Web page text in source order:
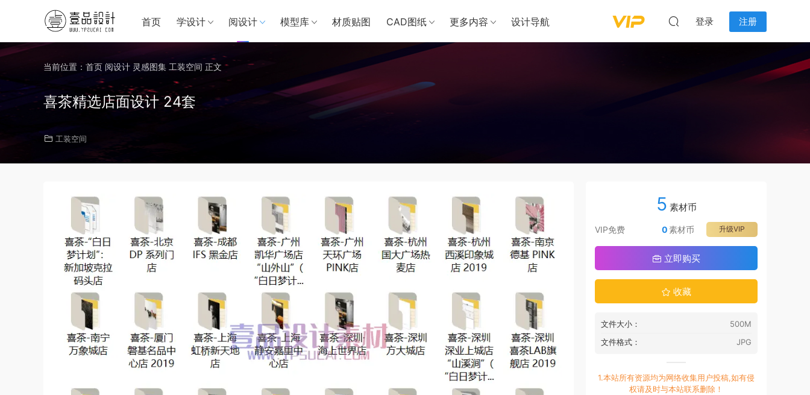
首页 学设计 阅设计 模型库 材质贴图 CAD图纸 更多内容 设计导航 登录 注册
当前位置： 首页 阅设计 灵感图集 工装空间 正文
喜茶精选店面设计 24套
工装空间
5 素材币
VIP免费 升级VIP
0素材币
立即购买
收藏
文件大小：
500M
文件格式：
JPG
1.本站所有资源均为网络收集用户投稿,如有侵
权请及时与本站联系删除！